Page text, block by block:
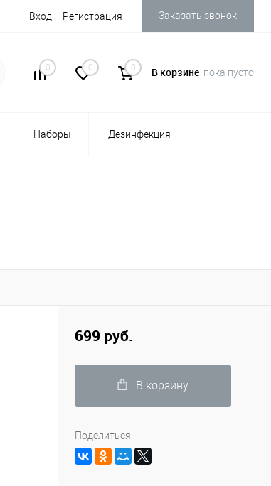
Вход Регистрация Заказать звонок
0 0 0 В корзине пока пусто
Наборы Дезинфекция
699 руб.
В корзину
Поделиться